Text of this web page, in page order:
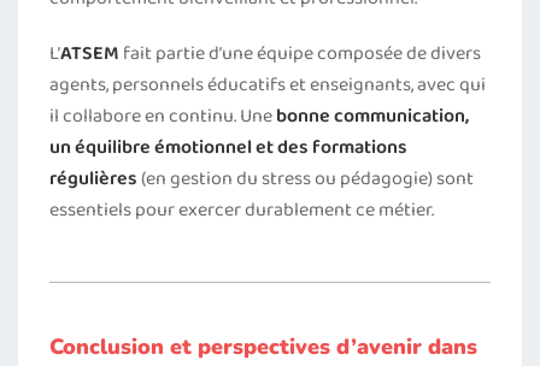
L’ATSEM fait partie d’une équipe composée de divers
agents, personnels éducatifs et enseignants, avec qui
il collabore en continu. Unebonne communication,
un équilibre émotionnel et des formations
régulières (en gestion du stress ou pédagogie) sont
essentiels pour exercer durablement ce métier.
Conclusion et perspectives d’avenir dans